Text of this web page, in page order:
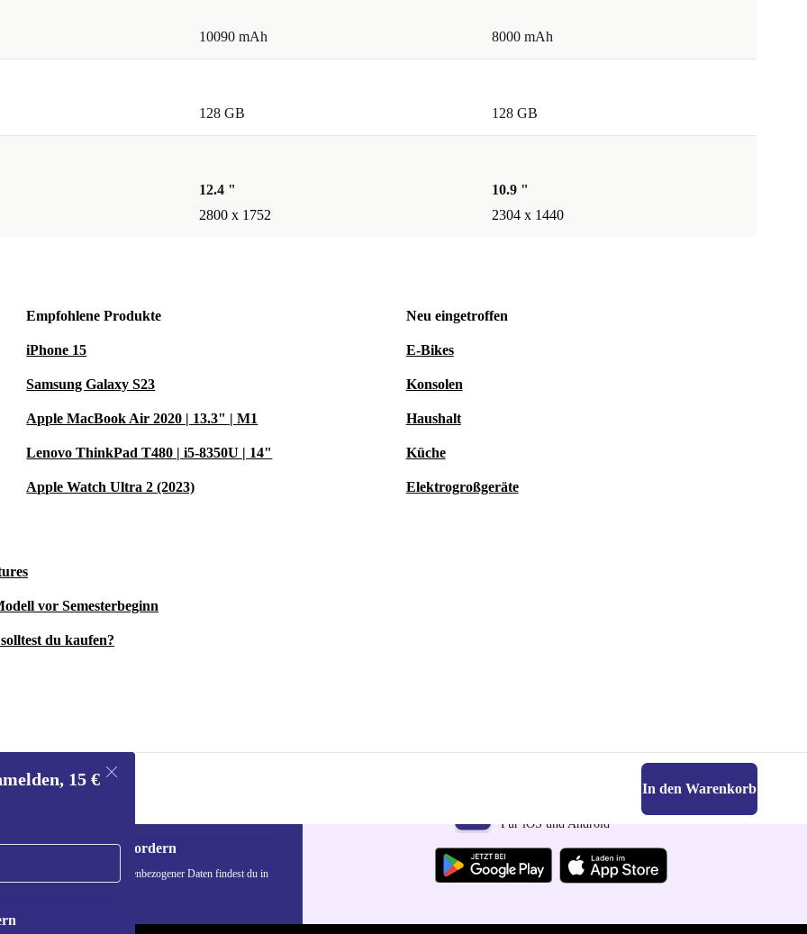
und
Tab
10090 mAh 8000 mAh
128 GB 128 GB
12.4 "
2800 x 1752
10.9 "
2304 x 1440
Empfohlene Produkte
iPhone 15
Samsung Galaxy S23
Apple MacBook Air 2020 | 13.3" | M1
Lenovo ThinkPad T480 | i5-8350U | 14"
Apple Watch Ultra 2 (2023)
Neu eingetroffen
E-Bikes
Konsolen
Haushalt
Küche
Elektrogroßgeräte
vor Semesterbeginn
du kaufen?
In den Warenkorb
15 €
Gutschein anfordern
über die Verwendung personenbezogener Daten findest du in
Für iOS und Android